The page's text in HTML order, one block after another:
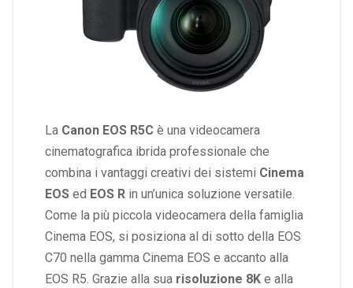
La Canon EOS R5C è una videocamera
cinematografica ibrida professionale che
combina i vantaggi creativi dei sistemi Cinema
EOS ed EOS R in un’unica soluzione versatile.
Come la più piccola videocamera della famiglia
Cinema EOS, si posiziona al di sotto della EOS
C70 nella gamma Cinema EOS e accanto alla
EOS R5. Grazie alla sua risoluzione 8K e alla